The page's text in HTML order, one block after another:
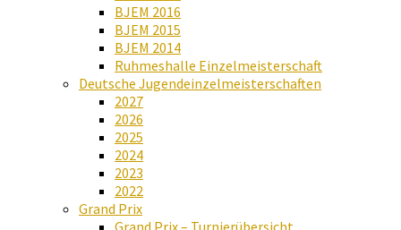
BJEM 2016
BJEM 2015
BJEM 2014
Ruhmeshalle Einzelmeisterschaft
Deutsche Jugendeinzelmeisterschaften
2027
2026
2025
2024
2023
2022
Grand Prix
Grand Prix – Turnierübersicht